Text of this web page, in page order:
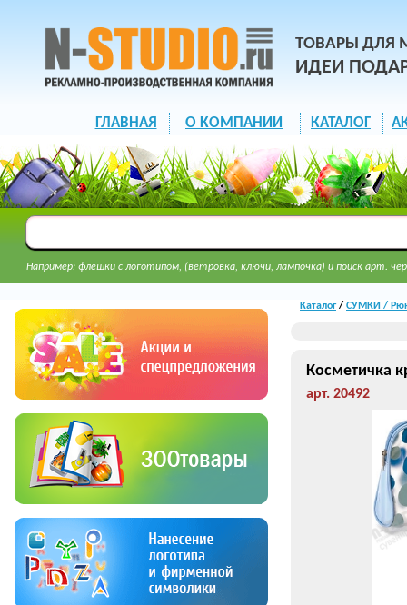
ТОВАРЫ ДЛЯ
ИДЕИ
ГЛАВНАЯ О КОМПАНИИ КАТАЛОГ
Например: флешки с логотипом, (ветровка, ключи, лампочка) и поиск арт.
Каталог/ СУМКИ /
Косметичка
арт. 20492